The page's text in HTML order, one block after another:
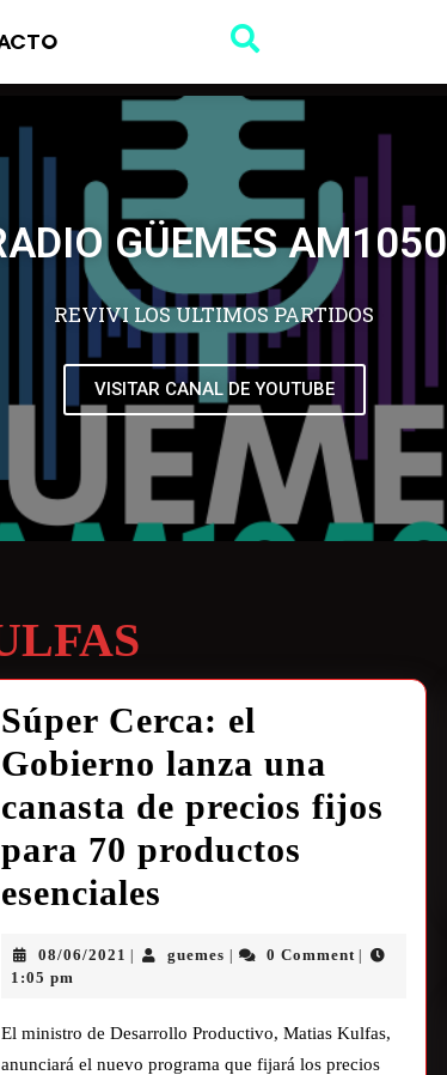
GÜEMES AM1050
REVIVI LOS ULTIMOS PARTIDOS
VISITAR CANAL DE YOUTUBE
Súper Cerca: el
Gobierno lanza una
canasta de precios fijos
para 70 productos
esenciales
08/06/2021 guemes 0 Comment
1:05 pm
El ministro de Desarrollo Productivo, Matias Kulfas,
anunciará el nuevo programa que fijará los precios